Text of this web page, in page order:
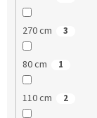
270 cm 3
80 cm 1
110 cm 2